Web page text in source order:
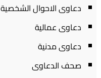
دعاوى الاحوال الشخصية
دعاوى عمالية
دعاوى مدنية
صحف الدعاوى